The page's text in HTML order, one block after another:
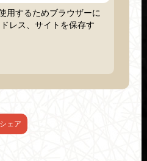
用するためブラウザーに
レス、サイトを保存す
ェア